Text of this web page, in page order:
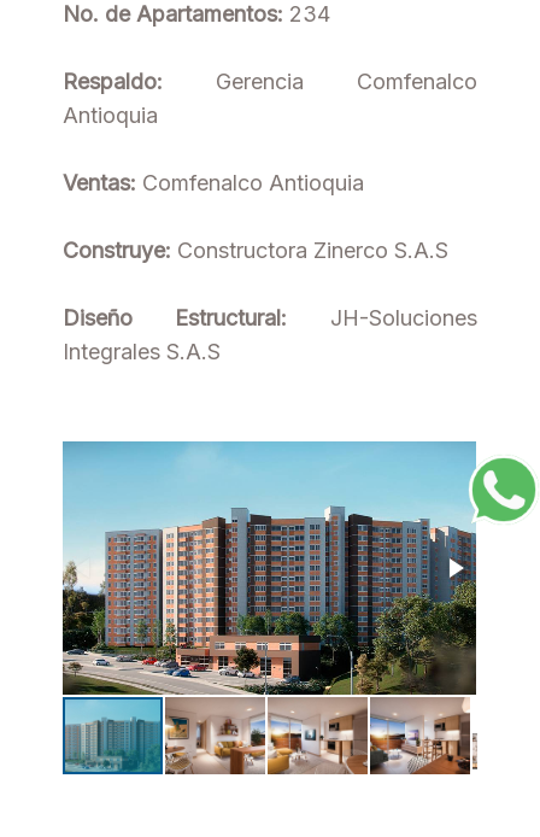
No. de Apartamentos: 234
Respaldo: Gerencia Comfenalco
Antioquia
Ventas: Comfenalco Antioquia
Construye: Constructora Zinerco S.A.S
Diseño Estructural: JH-Soluciones
Integrales S.A.S